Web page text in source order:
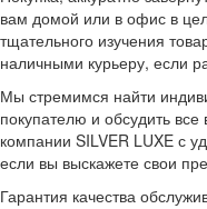
вам домой или в офис в
тщательного изучения
наличными курьеру, если
Мы стремимся найти
покупателю и обсудить
компании SILVER LUXE с
если вы выскажете свои
Гарантия качества